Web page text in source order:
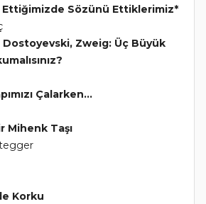
Ettiğimizde Sözünü Ettiklerimiz*
Zweig: Üç Büyük
Çalarken...
Mihenk Taşı
Korku